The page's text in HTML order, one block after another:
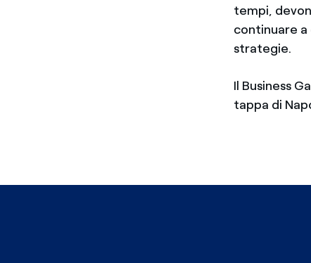
tempi,
continuare
strategie.
Il Business
tappa di